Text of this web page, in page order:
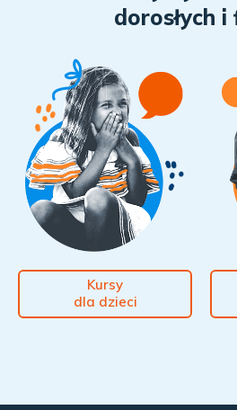
Kursy
dla dzieci
dorosłych